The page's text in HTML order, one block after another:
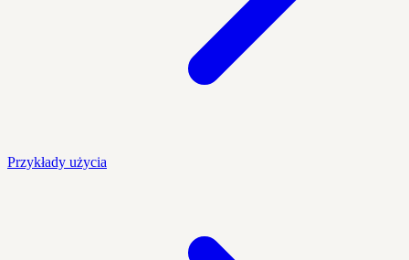
Przykłady użycia